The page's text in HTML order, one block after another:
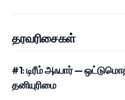
தரவரிசைகள்
#1: டிரீம் அஃபார் —
தனியுரிமை